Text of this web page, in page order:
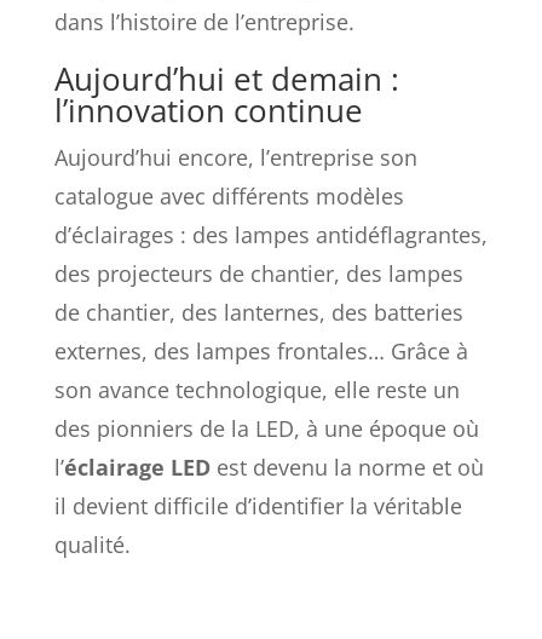
dans l’histoire de l’entreprise.
Aujourd’hui et demain :
l’innovation continue
Aujourd’hui encore, l’entreprise son
catalogue avec différents modèles
d’éclairages : des lampes antidéflagrantes,
des projecteurs de chantier, des lampes
de chantier, des lanternes, des batteries
externes, des lampes frontales… Grâce à
son avance technologique, elle reste un
des pionniers de la LED, à une époque où
l’éclairage LEDest devenu la norme et où
il devient difficile d’identifier la véritable
qualité.